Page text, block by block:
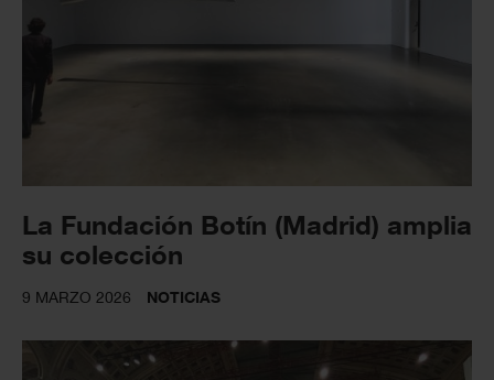
La Fundación Botín (Madrid) amplia
su colección
9 MARZO 2026 NOTICIAS